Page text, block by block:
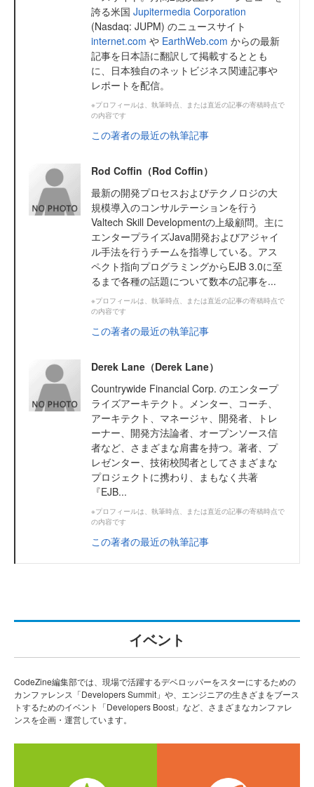
誇る米国 Jupitermedia Corporation
(Nasdaq: JUPM) のニュースサイト
internet.com や EarthWeb.com からの最新
記事を日本語に翻訳して掲載するととも
に、日本独自のネットビジネス関連記事や
レポートを配信。
※プロフィールは、執筆時点、または直近の記事の寄稿時点で
の内容です
この著者の最近の執筆記事
Rod Coffin（Rod Coffin）
最新の開発プロセスおよびテクノロジの大
規模導入のコンサルテーションを行う
Valtech Skill Developmentの上級顧問。主に
エンタープライズJava開発およびアジャイ
ル手法を行うチームを指導している。アス
ペクト指向プログラミングからEJB 3.0に至
るまで各種の話題について数本の記事を...
※プロフィールは、執筆時点、または直近の記事の寄稿時点で
の内容です
この著者の最近の執筆記事
Derek Lane（Derek Lane）
Countrywide Financial Corp. のエンタープ
ライズアーキテクト。メンター、コーチ、
アーキテクト、マネージャ、開発者、トレ
ーナー、開発方法論者、オープンソース信
者など、さまざまな肩書を持つ。著者、プ
レゼンター、技術校閲者としてさまざまな
プロジェクトに携わり、まもなく共著
『EJB...
※プロフィールは、執筆時点、または直近の記事の寄稿時点で
の内容です
この著者の最近の執筆記事
イベント
CodeZine編集部では、現場で活躍するデベロッパーをスターにするための
カンファレンス「Developers Summit」や、エンジニアの生きざまをブース
トするためのイベント「Developers Boost」など、さまざまなカンファレ
ンスを企画・運営しています。